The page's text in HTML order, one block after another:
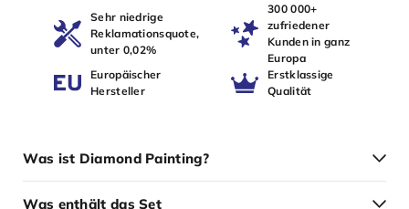
Sehr niedrige
Reklamationsquote,
unter 0,02%
300 000+
zufriedener
Kunden in ganz
Europa
Europäischer
Hersteller
Erstklassige
Qualität
Was ist Diamond Painting?
Was enthält das Set